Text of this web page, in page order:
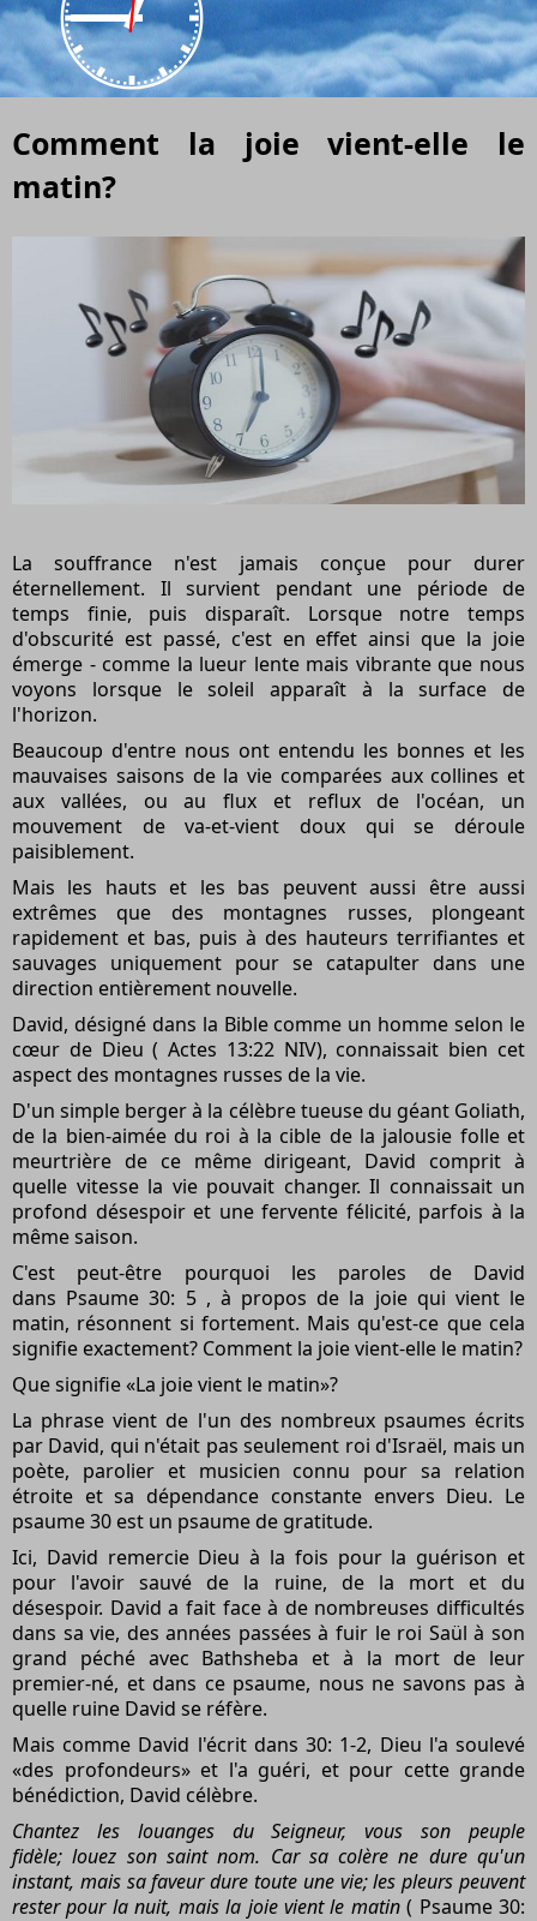
Comment la joie vient-elle le
matin?
La souffrance n'est jamais conçue pour durer
éternellement. Il survient pendant une période de
temps finie, puis disparaît. Lorsque notre temps
d'obscurité est passé, c'est en effet ainsi que la joie
émerge - comme la lueur lente mais vibrante que nous
voyons lorsque le soleil apparaît à la surface de
l'horizon.
Beaucoup d'entre nous ont entendu les bonnes et les
mauvaises saisons de la vie comparées aux collines et
aux vallées, ou au flux et reflux de l'océan, un
mouvement de va-et-vient doux qui se déroule
paisiblement.
Mais les hauts et les bas peuvent aussi être aussi
extrêmes que des montagnes russes, plongeant
rapidement et bas, puis à des hauteurs terrifiantes et
sauvages uniquement pour se catapulter dans une
direction entièrement nouvelle.
David, désigné dans la Bible comme un homme selon le
cœur de Dieu ( Actes 13:22 NIV), connaissait bien cet
aspect des montagnes russes de la vie.
D'un simple berger à la célèbre tueuse du géant Goliath,
de la bien-aimée du roi à la cible de la jalousie folle et
meurtrière de ce même dirigeant, David comprit à
quelle vitesse la vie pouvait changer. Il connaissait un
profond désespoir et une fervente félicité, parfois à la
même saison.
C'est peut-être pourquoi les paroles de David
dans Psaume 30: 5 , à propos de la joie qui vient le
matin, résonnent si fortement. Mais qu'est-ce que cela
signifie exactement? Comment la joie vient-elle le matin?
Que signifie «La joie vient le matin»?
La phrase vient de l'un des nombreux psaumes écrits
par David, qui n'était pas seulement roi d'Israël, mais un
poète, parolier et musicien connu pour sa relation
étroite et sa dépendance constante envers Dieu. Le
psaume 30 est un psaume de gratitude.
Ici, David remercie Dieu à la fois pour la guérison et
pour l'avoir sauvé de la ruine, de la mort et du
désespoir. David a fait face à de nombreuses difficultés
dans sa vie, des années passées à fuir le roi Saül à son
grand péché avec Bathsheba et à la mort de leur
premier-né, et dans ce psaume, nous ne savons pas à
quelle ruine David se réfère.
Mais comme David l'écrit dans 30: 1-2, Dieu l'a soulevé
«des profondeurs» et l'a guéri, et pour cette grande
bénédiction, David célèbre.
Chantez les louanges du Seigneur, vous son peuple
fidèle; louez son saint nom. Car sa colère ne dure qu'un
instant, mais sa faveur dure toute une vie; les pleurs peuvent
rester pour la nuit, mais la joie vient le matin( Psaume 30: